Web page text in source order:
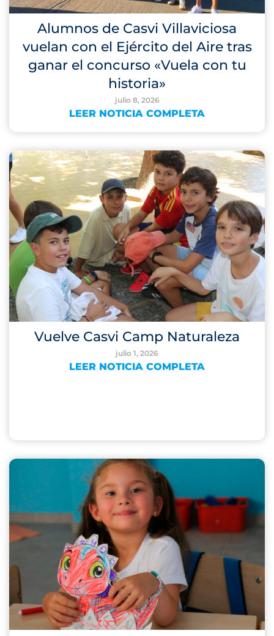
Alumnos de Casvi Villaviciosa
vuelan con el Ejército del Aire tras
ganar el concurso «Vuela con tu
historia»
julio 8, 2026
LEER NOTICIA COMPLETA
Vuelve Casvi Camp Naturaleza
julio 1, 2026
LEER NOTICIA COMPLETA